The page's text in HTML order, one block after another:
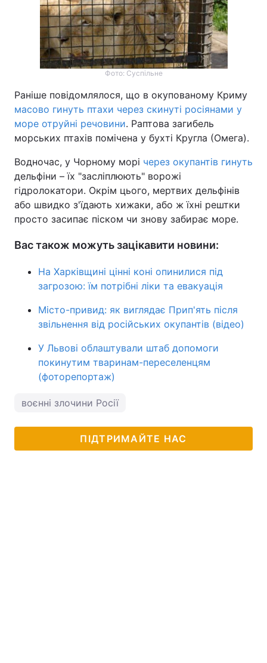
Фото: Суспільне
Раніше повідомлялося, що в окупованому Криму
масово гинуть птахи через скинуті росіянами у
море отруйні речовини. Раптова загибель
морських птахів помічена у бухті Кругла (Омега).
Водночас, у Чорному морі через окупантів гинуть
дельфіни – їх "засліплюють" ворожі
гідролокатори. Окрім цього, мертвих дельфінів
або швидко з'їдають хижаки, або ж їхні рештки
просто засипає піском чи знову забирає море.
Вас також можуть зацікавити новини:
На Харківщині цінні коні опинилися під
загрозою: їм потрібні ліки та евакуація
Місто-привид: як виглядає Прип'ять після
звільнення від російських окупантів (відео)
У Львові облаштували штаб допомоги
покинутим тваринам-переселенцям
(фоторепортаж)
воєнні злочини Росії
ПІДТРИМАЙТЕ НАС